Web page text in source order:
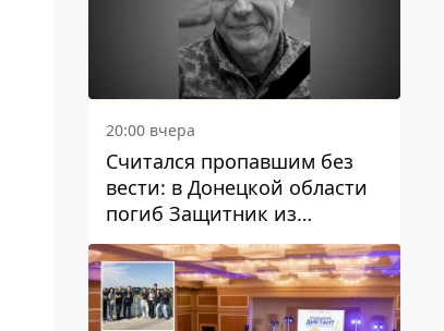
20:00 вчера
Считался пропавшим без
вести: в Донецкой области
погиб Защитник из
Каменского Антон
Красовский